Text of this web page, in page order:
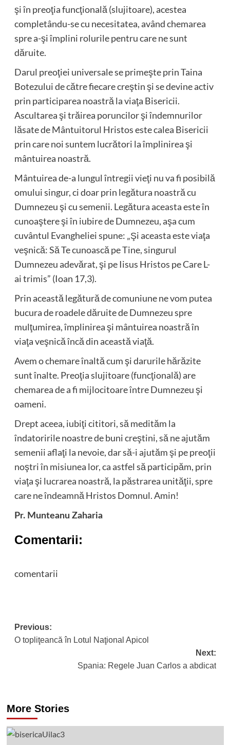
şi în preoţia funcţională (slujitoare), acestea
completându-se cu necesitatea, având chemarea
spre a-şi împlini rolurile pentru care ne sunt
dăruite.
Darul preoţiei universale se primeşte prin Taina
Botezului de către fiecare creştin şi se devine activ
prin participarea noastră la viaţa Bisericii.
Ascultarea şi trăirea poruncilor şi îndemnurilor
lăsate de Mântuitorul Hristos este calea Bisericii
prin care noi suntem lucrători la împlinirea şi
mântuirea noastră.
Mântuirea de-a lungul întregii vieţi nu va fi posibilă
omului singur, ci doar prin legătura noastră cu
Dumnezeu şi cu semenii. Legătura aceasta este în
cunoaştere şi în iubire de Dumnezeu, aşa cum
cuvântul Evangheliei spune: „Şi aceasta este viaţa
veşnică: Să Te cunoască pe Tine, singurul
Dumnezeu adevărat, şi pe Iisus Hristos pe Care L-
ai trimis” (Ioan 17,3).
Prin această legătură de comuniune ne vom putea
bucura de roadele dăruite de Dumnezeu spre
mulţumirea, împlinirea şi mântuirea noastră în
viaţa veşnică încă din această viaţă.
Avem o chemare înaltă cum şi darurile hărăzite
sunt înalte. Preoţia slujitoare (funcţională) are
chemarea de a fi mijlocitoare între Dumnezeu şi
oameni.
Drept aceea, iubiţi cititori, să medităm la
îndatoririle noastre de buni creştini, să ne ajutăm
semenii aflaţi la nevoie, dar să-i ajutăm şi pe preoţii
noştri în misiunea lor, ca astfel să participăm, prin
viaţa şi lucrarea noastră, la păstrarea unităţii, spre
care ne îndeamnă Hristos Domnul. Amin!
Pr. Munteanu Zaharia
Comentarii:
comentarii
Post
navigation
Previous:
O topliţeancă în Lotul Naţional Apicol
Next:
Spania: Regele Juan Carlos a abdicat
More Stories